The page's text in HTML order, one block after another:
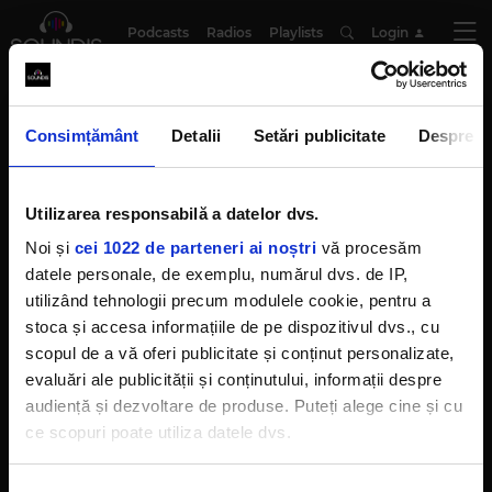
Consimțământ Detalii Setări publicitate Despre
Utilizarea responsabilă a datelor dvs.
Noi și cei 1022 de parteneri ai noștri vă procesăm
datele personale, de exemplu, numărul dvs. de IP,
utilizând tehnologii precum modulele cookie, pentru a
stoca și accesa informațiile de pe dispozitivul dvs., cu
scopul de a vă oferi publicitate și conținut personalizate,
evaluări ale publicității și conținutului, informații despre
audiență și dezvoltare de produse. Puteți alege cine și cu
ce scopuri poate utiliza datele dvs.
Podcasts Radios Playlists Login
PIB
Smart Pocket - Despre scăderea
economică
CIPRIAN IOANA
LUNI, 18 MAI 2026
SOUNDIS